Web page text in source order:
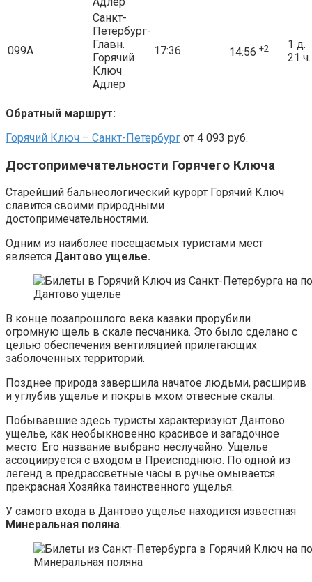
099А
Санкт-
Петербург-
Главн.
Горячий
Ключ
Адлер
17:36 14:56 +2
1 д.
21 ч.
Обратный маршрут:
Горячий Ключ – Санкт-Петербург от 4 093 руб.
Достопримечательности Горячего Ключа
Старейший бальнеологический курорт Горячий Ключ
славится своими природными
достопримечательностями.
Одним из наиболее посещаемых туристами мест
является Дантово ущелье.
Дантово ущелье
В конце позапрошлого века казаки прорубили
огромную щель в скале песчаника. Это было сделано с
целью обеспечения вентиляцией прилегающих
заболоченных территорий.
Позднее природа завершила начатое людьми, расширив
и углубив ущелье и покрыв мхом отвесные скалы.
Побывавшие здесь туристы характеризуют Дантово
ущелье, как необыкновенно красивое и загадочное
место. Его название выбрано неслучайно. Ущелье
ассоциируется с входом в Преисподнюю. По одной из
легенд в предрассветные часы в ручье омывается
прекрасная Хозяйка таинственного ущелья.
У самого входа в Дантово ущелье находится известная
Минеральная поляна.
Минеральная поляна